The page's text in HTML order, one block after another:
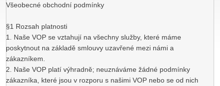
Všeobecné obchodní podmínky
§1 Rozsah platnosti
1. Naše VOP se vztahují na všechny služby, které máme
poskytnout na základě smlouvy uzavřené mezi námi a
zákazníkem.
2. Naše VOP platí výhradně; neuznáváme žádné podmínky
zákazníka, které jsou v rozporu s našimi VOP nebo se od nich